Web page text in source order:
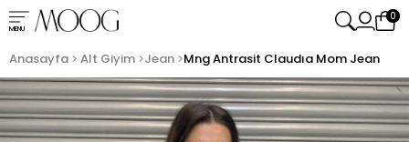
MENU
0
Anasayfa Alt Giyim Jean Mng Antrasit Claudıa Mom Jean